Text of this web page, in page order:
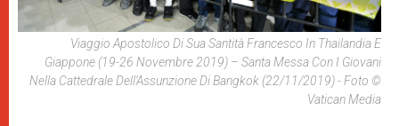
Viaggio Apostolico Di Sua Santità Francesco In Thailandia E
Giappone (19-26 Novembre 2019) – Santa Messa Con I Giovani
Nella Cattedrale Dell’Assunzione Di Bangkok (22/11/2019) - Foto ©
Vatican Media